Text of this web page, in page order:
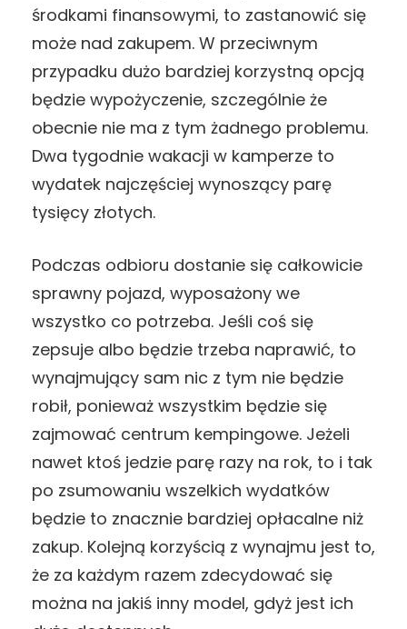
środkami finansowymi, to zastanowić się
może nad zakupem. W przeciwnym
przypadku dużo bardziej korzystną opcją
będzie wypożyczenie, szczególnie że
obecnie nie ma z tym żadnego problemu.
Dwa tygodnie wakacji w kamperze to
wydatek najczęściej wynoszący parę
tysięcy złotych.
Podczas odbioru dostanie się całkowicie
sprawny pojazd, wyposażony we
wszystko co potrzeba. Jeśli coś się
zepsuje albo będzie trzeba naprawić, to
wynajmujący sam nic z tym nie będzie
robił, ponieważ wszystkim będzie się
zajmować centrum kempingowe. Jeżeli
nawet ktoś jedzie parę razy na rok, to i tak
po zsumowaniu wszelkich wydatków
będzie to znacznie bardziej opłacalne niż
zakup. Kolejną korzyścią z wynajmu jest to,
że za każdym razem zdecydować się
można na jakiś inny model, gdyż jest ich